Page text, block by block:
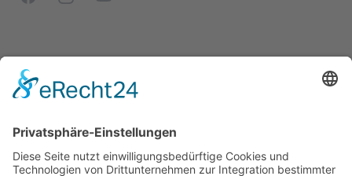
Kompakt Serie
Limited Edition Datenschutz